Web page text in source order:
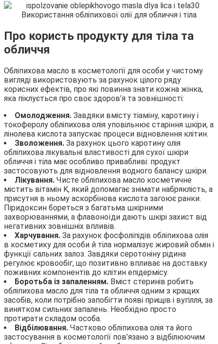
Про користь продукту для тіла та
обличчя
Обліпихова масло в косметології для особи у чистому
вигляді використовують за рахунок цілого ряду
корисних ефектів, про які повинна знати кожна жінка,
яка піклується про своє здоров’я та зовнішності:
Омолодження. Завдяки вмісту тіаміну, каротину і
токоферолу обліпихова олія уповільнює старіння шкіри, а
лінолева кислота запускає процеси відновлення клітин.
Зволоження. За рахунок цього каротину олія
обліпихова лікувальні властивості для сухої шкіри
обличчя і тіла має особливо привабливі: продукт
застосовують для відновлення водного балансу шкіри.
Лікування. Чисте обліпихова масло косметичне
містить вітамін K, який допомагає знімати набряклість, а
присутня в ньому аскорбінова кислота загоює ранки.
Піридоксин бореться з багатьма шкірними
захворюваннями, а флавоноїди дають шкірі захист від
негативних зовнішніх впливів.
Харчування. За рахунок фосфоліпідів обліпихова олія
в косметику для особи й тіла нормалізує жировий обмін і
функції сальних залоз. Завдяки серотоніну рідина
регулює кровообіг, що позитивно впливає на доставку
поживних компонентів до клітин епідермісу.
Боротьба із запаленням. Вміст стеринів робить
обліпихова масло для тіла та обличчя одним з кращих
засобів, коли потрібно запобігти появі прищів і вугілля, за
винятком сильних запалень. Необхідно просто
протирати складом особа.
Відбілювання. Частково обліпихова олія та його
застосування в косметології пов’язано з відбілюючим